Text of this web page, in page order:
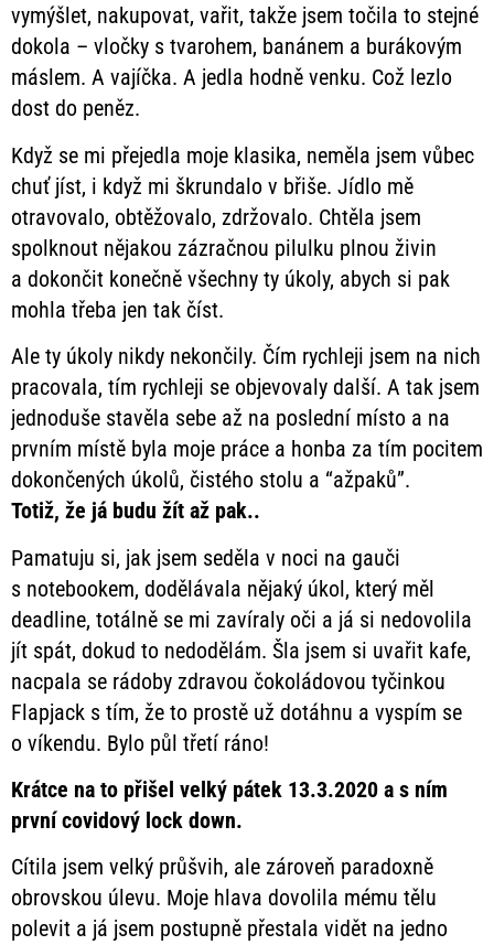
vymýšlet, nakupovat, vařit, takže jsem točila to stejné
dokola – vločky s tvarohem, banánem a burákovým
máslem. A vajíčka. A jedla hodně venku. Což lezlo
dost do peněz.
Když se mi přejedla moje klasika, neměla jsem vůbec
chuť jíst, i když mi škrundalo v břiše. Jídlo mě
otravovalo, obtěžovalo, zdržovalo. Chtěla jsem
spolknout nějakou zázračnou pilulku plnou živin
a dokončit konečně všechny ty úkoly, abych si pak
mohla třeba jen tak číst.
Ale ty úkoly nikdy nekončily. Čím rychleji jsem na nich
pracovala, tím rychleji se objevovaly další. A tak jsem
jednoduše stavěla sebe až na poslední místo a na
prvním místě byla moje práce a honba za tím pocitem
dokončených úkolů, čistého stolu a “ažpaků”.
Totiž, že já budu žít až pak..
Pamatuju si, jak jsem seděla v noci na gauči
s notebookem, dodělávala nějaký úkol, který měl
deadline, totálně se mi zavíraly oči a já si nedovolila
jít spát, dokud to nedodělám. Šla jsem si uvařit kafe,
nacpala se rádoby zdravou čokoládovou tyčinkou
Flapjack s tím, že to prostě už dotáhnu a vyspím se
o víkendu. Bylo půl třetí ráno!
Krátce na to přišel velký pátek 13.3.2020 a s ním
první covidový lock down.
Cítila jsem velký průšvih, ale zároveň paradoxně
obrovskou úlevu. Moje hlava dovolila mému tělu
polevit a já jsem postupně přestala vidět na jedno